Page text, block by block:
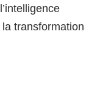
transformation